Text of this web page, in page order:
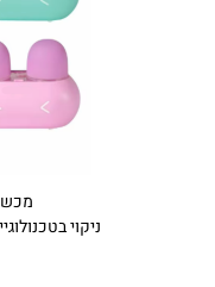
ניקוי